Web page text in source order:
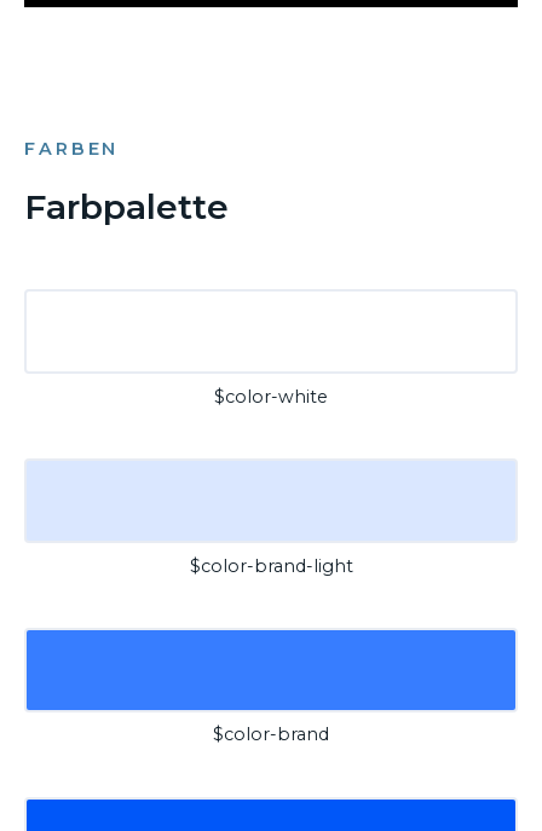
FARBEN
Farbpalette
$color-white
$color-brand-light
$color-brand